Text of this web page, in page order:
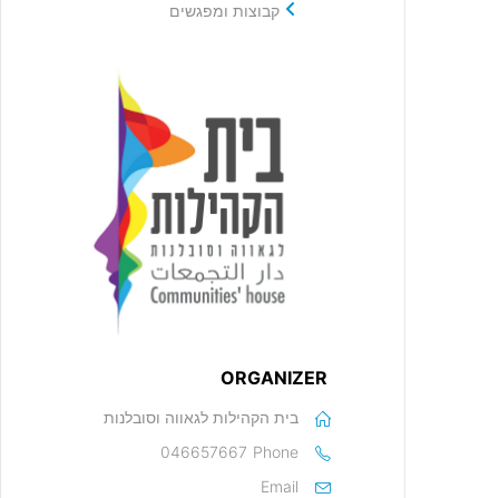
קבוצות ומפגשים
ORGANIZER
בית הקהילות לגאווה וסובלנות
Phone
046657667
Email